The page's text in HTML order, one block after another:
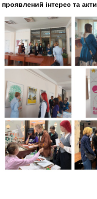
проявлений інтерес та